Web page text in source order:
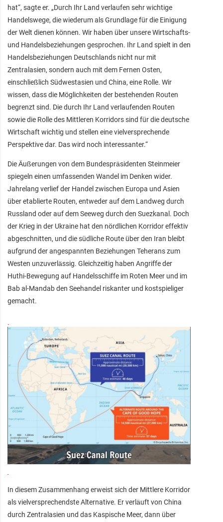
hat“, sagte er. „Durch Ihr Land verlaufen sehr wichtige
Handelswege, die wiederum als Grundlage für die Einigung
der Welt dienen können. Wir haben über unsere Wirtschafts-
und Handelsbeziehungen gesprochen. Ihr Land spielt in den
Handelsbeziehungen Deutschlands nicht nur mit
Zentralasien, sondern auch mit dem Fernen Osten,
einschließlich Südwestasien und China, eine Rolle. Wir
wissen, dass die Möglichkeiten der bestehenden Routen
begrenzt sind. Die durch Ihr Land verlaufenden Routen
sowie die Rolle des Mittleren Korridors sind für die deutsche
Wirtschaft wichtig und stellen eine vielversprechende
Perspektive dar. Das wird noch interessanter.“
Die Äußerungen von dem Bundespräsidenten Steinmeier
spiegeln einen umfassenden Wandel im Denken wider.
Jahrelang verlief der Handel zwischen Europa und Asien
über etablierte Routen, entweder auf dem Landweg durch
Russland oder auf dem Seeweg durch den Suezkanal. Doch
der Krieg in der Ukraine hat den nördlichen Korridor effektiv
abgeschnitten, und die südliche Route über den Iran bleibt
aufgrund der angespannten Beziehungen Teherans zum
Westen unzuverlässig. Gleichzeitig haben Angriffe der
Huthi-Bewegung auf Handelsschiffe im Roten Meer und im
Bab al-Mandab den Seehandel riskanter und kostspieliger
gemacht.
In diesem Zusammenhang erweist sich der Mittlere Korridor
als vielversprechendste Alternative. Er verläuft von China
durch Zentralasien und das Kaspische Meer, dann über